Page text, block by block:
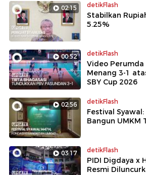
02:15 detikFlash
Stabilkan
5.25%
00:52 detikFlash
Video
Menang 3-1
SBY Cup 2026
02:56 detikFlash
Festival
Bangun UMKM
03:17 detikFlash
PIDI Digdaya x
Resmi